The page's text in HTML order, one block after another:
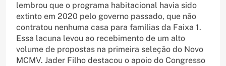
lembrou que o programa habitacional havia sido
extinto em 2020 pelo governo passado, que não
contratou nenhuma casa para famílias da Faixa 1.
Essa lacuna levou ao recebimento de um alto
volume de propostas na primeira seleção do Novo
MCMV. Jader Filho destacou o apoio do Congresso